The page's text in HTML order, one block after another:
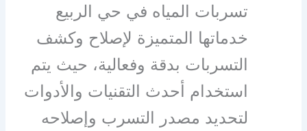
تسربات المياه في حي الربيع
خدماتها المتميزة لإصلاح وكشف
التسربات بدقة وفعالية، حيث يتم
استخدام أحدث التقنيات والأدوات
لتحديد مصدر التسرب وإصلاحه